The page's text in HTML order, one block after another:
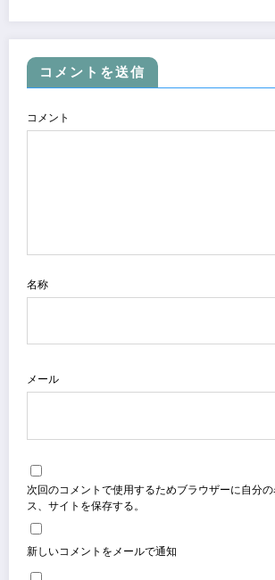
コメントを送信
コメント
名称
メール
次回のコメントで使用するためブラウザーに自分
ス、サイトを保存する。
新しいコメントをメールで通知